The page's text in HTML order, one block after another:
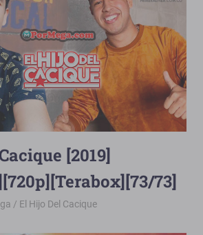
[2019]
73]
El Hijo Del Cacique